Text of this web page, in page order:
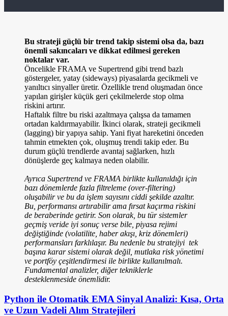
Bu strateji güçlü bir trend takip sistemi olsa da, bazı
önemli sakıncaları ve dikkat edilmesi gereken
noktalar var.
Öncelikle FRAMA ve Supertrend gibi trend bazlı
göstergeler, yatay (sideways) piyasalarda gecikmeli ve
yanıltıcı sinyaller üretir. Özellikle trend oluşmadan önce
yapılan girişler küçük geri çekilmelerde stop olma
riskini artırır.
Haftalık filtre bu riski azaltmaya çalışsa da tamamen
ortadan kaldırmayabilir. İkinci olarak, strateji gecikmeli
(lagging) bir yapıya sahip. Yani fiyat hareketini önceden
tahmin etmekten çok, oluşmuş trendi takip eder. Bu
durum güçlü trendlerde avantaj sağlarken, hızlı
dönüşlerde geç kalmaya neden olabilir.
Ayrıca Supertrend ve FRAMA birlikte kullanıldığı için
bazı dönemlerde fazla filtreleme (over-filtering)
oluşabilir ve bu da işlem sayısını ciddi şekilde azaltır.
Bu, performansı artırabilir ama fırsat kaçırma riskini
de beraberinde getirir. Son olarak, bu tür sistemler
geçmiş veride iyi sonuç verse bile, piyasa rejimi
değiştiğinde (volatilite, haber akışı, kriz dönemleri)
performansları farklılaşır. Bu nedenle bu stratejiyi tek
başına karar sistemi olarak değil, mutlaka risk yönetimi
ve portföy çeşitlendirmesi ile birlikte kullanılmalı.
Fundamental analizler, diğer tekniklerle
desteklenmeside önemlidir.
Python ile Otomatik EMA Sinyal Analizi: Kısa, Orta
ve Uzun Vadeli Alım Stratejileri